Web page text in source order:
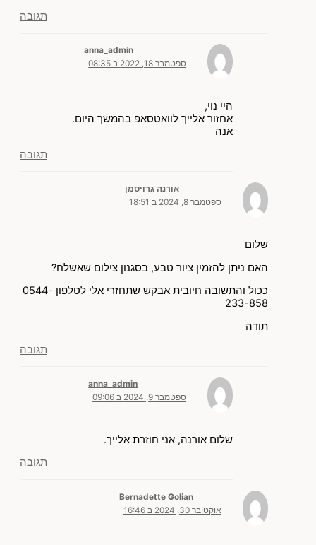
תגובה
anna_admin
ספטמבר 18, 2022 ב 08:35
היי נוי,
אחזור אלייך לוואטסאפ בהמשך היום.
אנה
תגובה
אורנה גרויסמן
ספטמבר 8, 2024 ב 18:51
שלום
האם ניתן להזמין ציור טבע, בסגנון צילום שאשלח?
ככול והתשובה חיובית אבקש שתחזרי אלי לטלפון 0544-
233-858
תודה
תגובה
anna_admin
ספטמבר 9, 2024 ב 09:06
שלום אורנה, אני חוזרת אלייך.
תגובה
Bernadette Golian
אוקטובר 30, 2024 ב 16:46